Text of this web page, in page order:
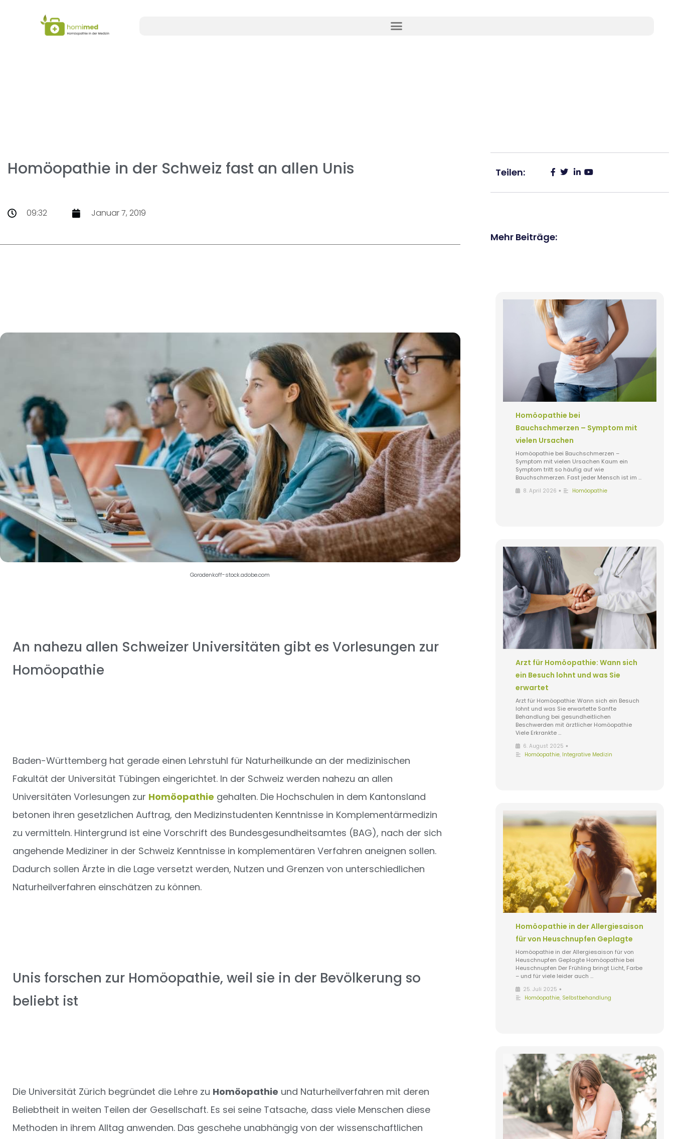
Homöopathie in der Schweiz fast an allen Unis
09:32 Januar 7, 2019
Gorodenkoff-stock.adobe.com
An nahezu allen Schweizer Universitäten gibt es Vorlesungen zur
Homöopathie
Baden-Württemberg hat gerade einen Lehrstuhl für Naturheilkunde an der medizinischen
Fakultät der Universität Tübingen eingerichtet. In der Schweiz werden nahezu an allen
Universitäten Vorlesungen zur Homöopathie gehalten. Die Hochschulen in dem Kantonsland
betonen ihren gesetzlichen Auftrag, den Medizinstudenten Kenntnisse in Komplementärmedizin
zu vermitteln. Hintergrund ist eine Vorschrift des Bundesgesundheitsamtes (BAG), nach der sich
angehende Mediziner in der Schweiz Kenntnisse in komplementären Verfahren aneignen sollen.
Dadurch sollen Ärzte in die Lage versetzt werden, Nutzen und Grenzen von unterschiedlichen
Naturheilverfahren einschätzen zu können.
Unis forschen zur Homöopathie, weil sie in der Bevölkerung so
beliebt ist
Die Universität Zürich begründet die Lehre zu Homöopathie und Naturheilverfahren mit deren
Beliebtheit in weiten Teilen der Gesellschaft. Es sei seine Tatsache, dass viele Menschen diese
Methoden in ihrem Alltag anwenden. Das geschehe unabhängig von der wissenschaftlichen
Teilen:
Mehr Beiträge:
Homöopathie bei
Bauchschmerzen – Symptom mit
vielen Ursachen
Homöopathie bei Bauchschmerzen –
Symptom mit vielen Ursachen Kaum ein
Symptom tritt so häufig auf wie
Bauchschmerzen. Fast jeder Mensch ist im …
8. April 2026 • Homöopathie
Arzt für Homöopathie: Wann sich
ein Besuch lohnt und was Sie
erwartet
Arzt für Homöopathie: Wann sich ein Besuch
lohnt und was Sie erwartette Sanfte
Behandlung bei gesundheitlichen
Beschwerden mit ärztlicher Homöopathie
Viele Erkrankte …
6. August 2025 •
Homöopathie, Integrative Medizin
Homöopathie in der Allergiesaison
für von Heuschnupfen Geplagte
Homöopathie in der Allergiesaison für von
Heuschnupfen Geplagte Homöopathie bei
Heuschnupfen Der Frühling bringt Licht, Farbe
– und für viele leider auch …
25. Juli 2025 •
Homöopathie, Selbstbehandlung